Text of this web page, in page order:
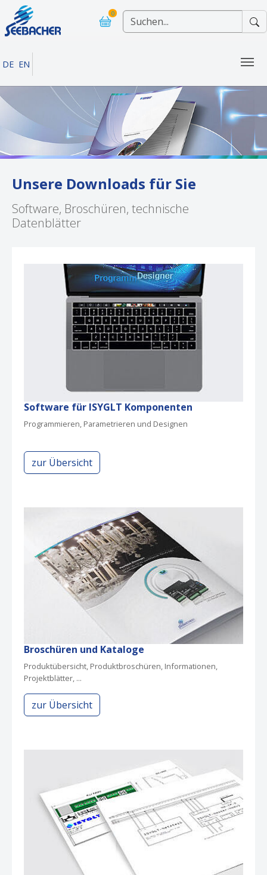
Skip to main navigation
Skip to main content
Skip to page footer
0
DE EN
Unsere Downloads für Sie
Software, Broschüren, technische
Datenblätter
Software für ISYGLT Komponenten
Programmieren, Parametrieren und Designen
zur Übersicht
Broschüren und Kataloge
Produktübersicht, Produktbroschüren, Informationen,
Projektblätter, ...
zur Übersicht